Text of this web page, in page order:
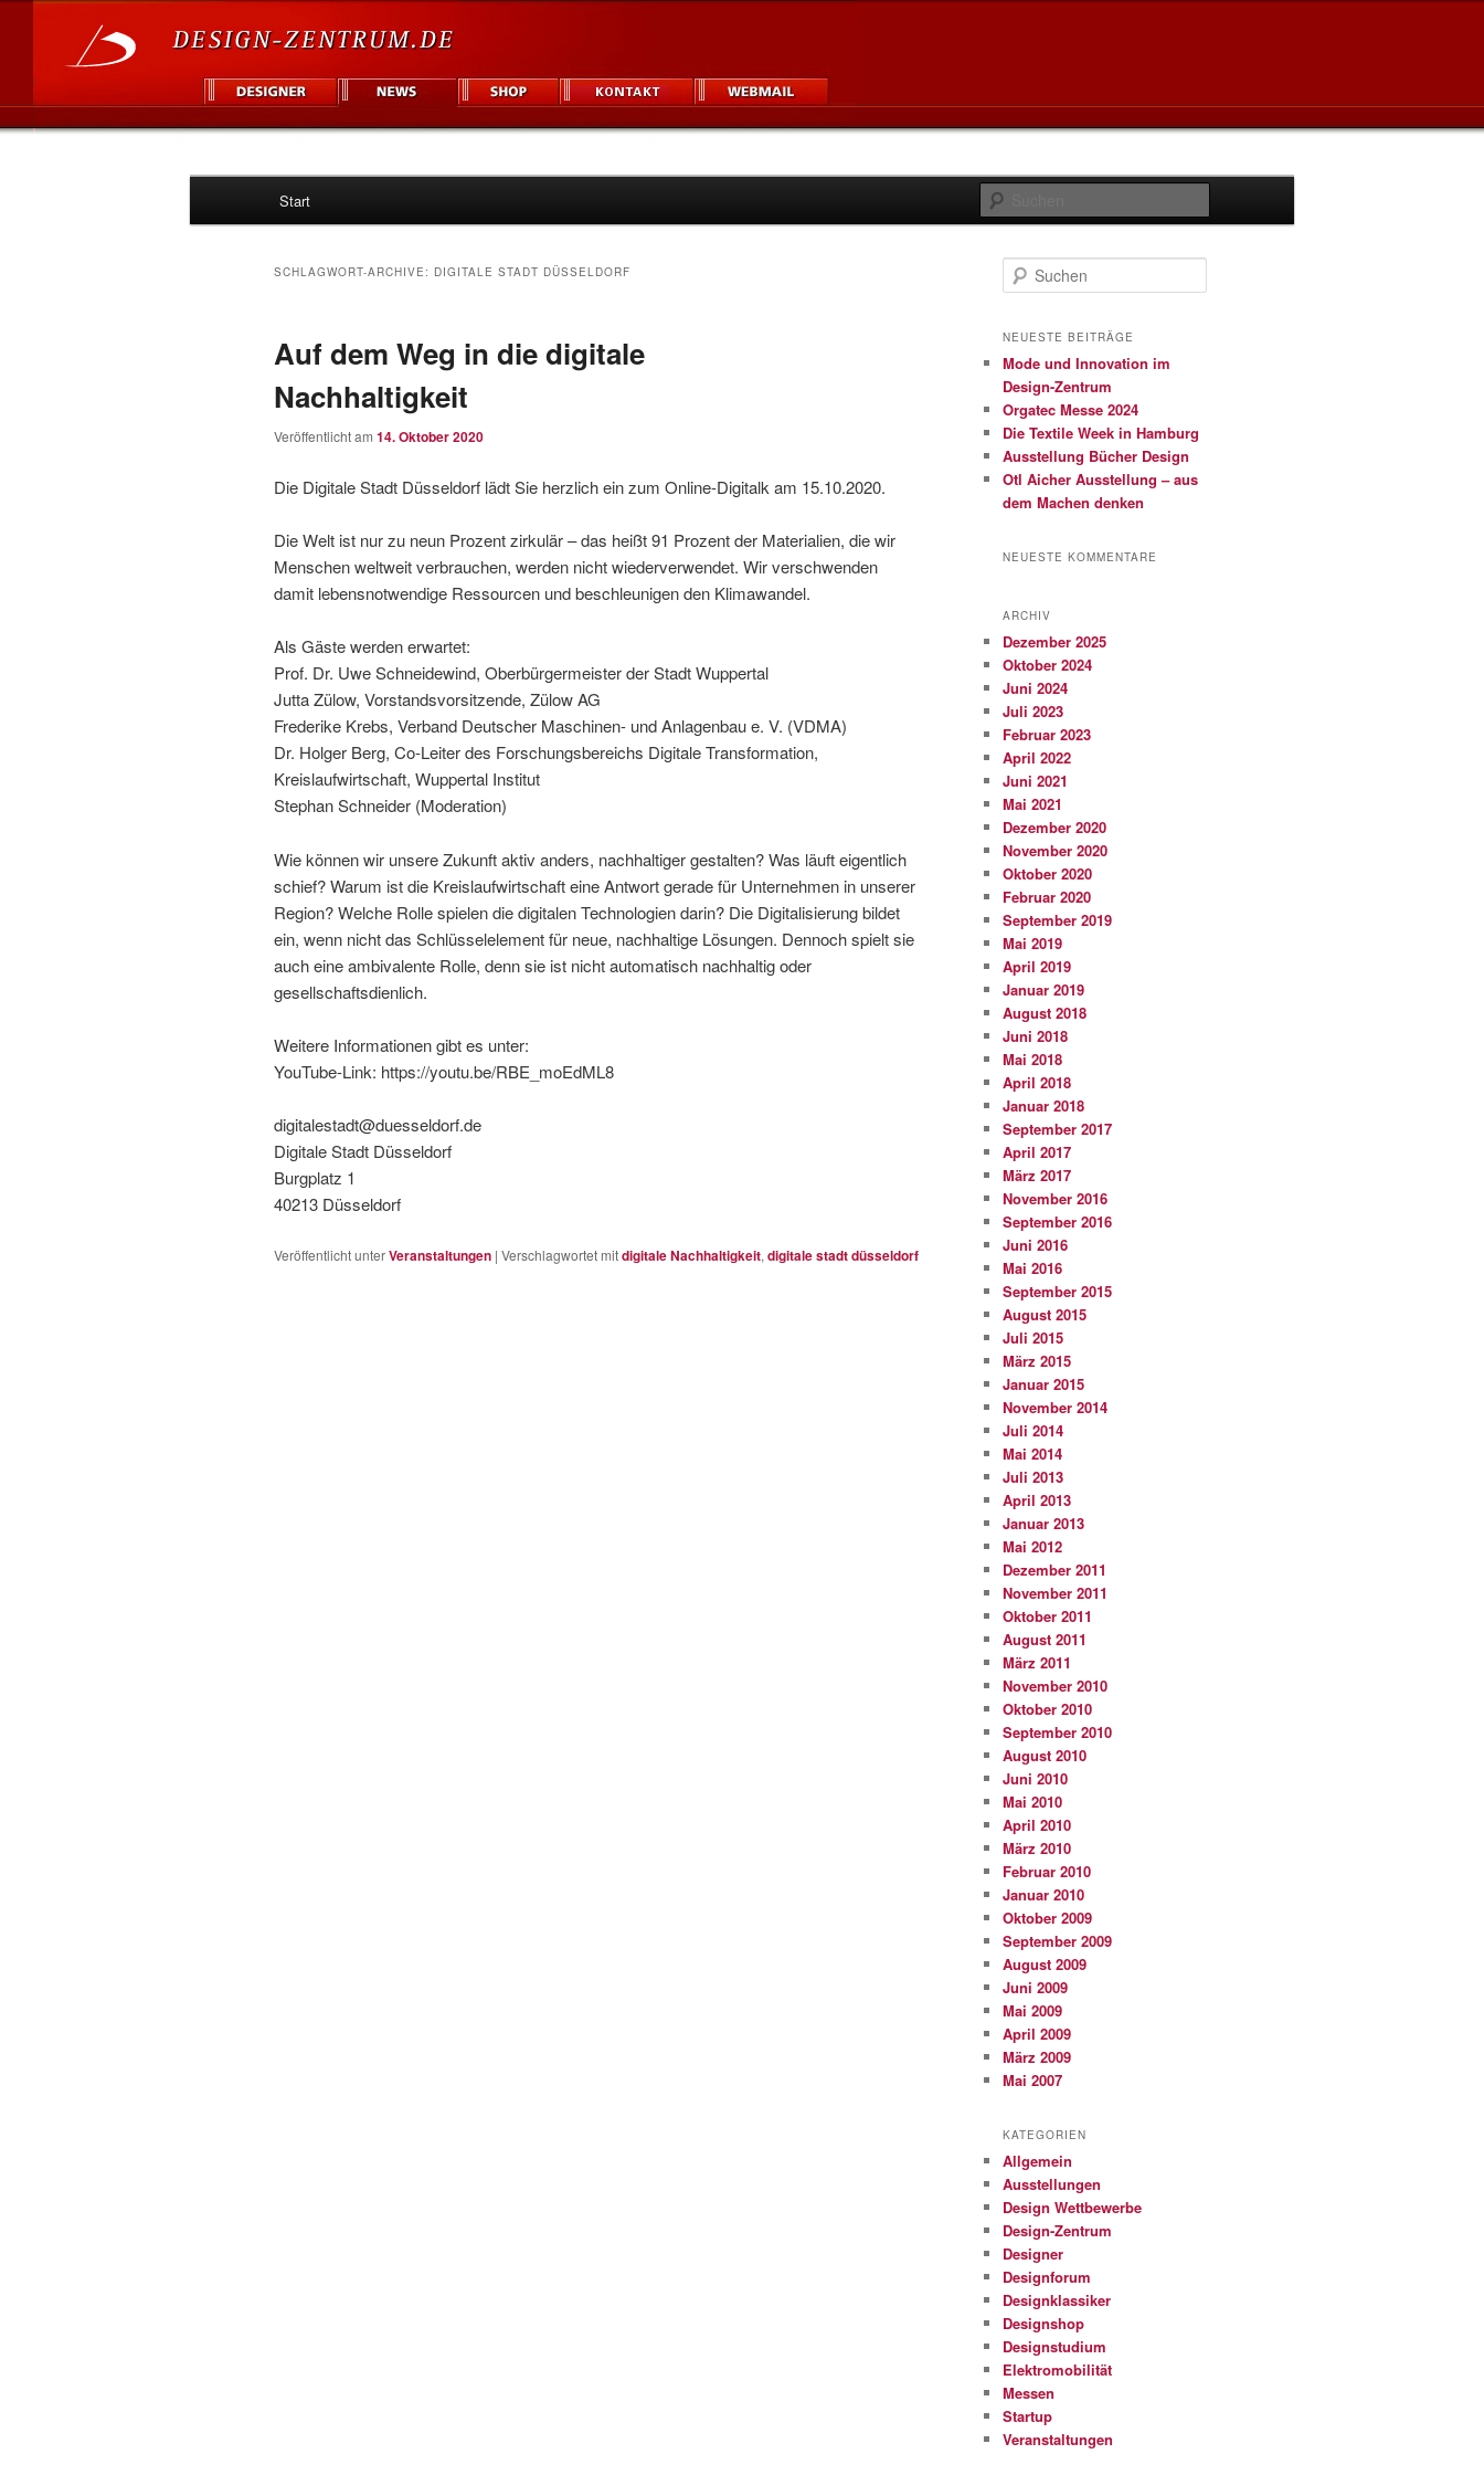
Design Zentrum
Zum
Zum
wechseln
Start
SCHLAGWORT-ARCHIVE: DIGITALE STADT DÜSSELDORF
Auf dem Weg in die digitale
Nachhaltigkeit
Veröffentlicht am 14. Oktober 2020
Die Digitale Stadt Düsseldorf lädt Sie herzlich ein zum Online-Digitalk am 15.10.2020.
Die Welt ist nur zu neun Prozent zirkulär – das heißt 91 Prozent der Materialien, die wir
Menschen weltweit verbrauchen, werden nicht wiederverwendet. Wir verschwenden
damit lebensnotwendige Ressourcen und beschleunigen den Klimawandel.
Als Gäste werden erwartet:
Prof. Dr. Uwe Schneidewind, Oberbürgermeister der Stadt Wuppertal
Jutta Zülow, Vorstandsvorsitzende, Zülow AG
Frederike Krebs, Verband Deutscher Maschinen- und Anlagenbau e. V. (VDMA)
Dr. Holger Berg, Co-Leiter des Forschungsbereichs Digitale Transformation,
Kreislaufwirtschaft, Wuppertal Institut
Stephan Schneider (Moderation)
Wie können wir unsere Zukunft aktiv anders, nachhaltiger gestalten? Was läuft eigentlich
schief? Warum ist die Kreislaufwirtschaft eine Antwort gerade für Unternehmen in unserer
Region? Welche Rolle spielen die digitalen Technologien darin? Die Digitalisierung bildet
ein, wenn nicht das Schlüsselelement für neue, nachhaltige Lösungen. Dennoch spielt sie
auch eine ambivalente Rolle, denn sie ist nicht automatisch nachhaltig oder
gesellschaftsdienlich.
Weitere Informationen gibt es unter:
YouTube-Link: https://youtu.be/RBE_moEdML8
digitalestadt@duesseldorf.de
Digitale Stadt Düsseldorf
Burgplatz 1
40213 Düsseldorf
Veröffentlicht unterVeranstaltungen | Verschlagwortet mitdigitale Nachhaltigkeit, digitale stadt düsseldorf
u
h
n
NEUESTE BEITRÄGE
Mode und Innovation im
Design-Zentrum
Orgatec Messe 2024
Die Textile Week in Hamburg
Ausstellung Bücher Design
Otl Aicher Ausstellung – aus
dem Machen denken
NEUESTE KOMMENTARE
ARCHIV
Dezember 2025
Oktober 2024
Juni 2024
Juli 2023
Februar 2023
April 2022
Juni 2021
Mai 2021
Dezember 2020
November 2020
Oktober 2020
Februar 2020
September 2019
Mai 2019
April 2019
Januar 2019
August 2018
Juni 2018
Mai 2018
April 2018
Januar 2018
September 2017
April 2017
März 2017
November 2016
September 2016
Juni 2016
Mai 2016
September 2015
August 2015
Juli 2015
März 2015
Januar 2015
November 2014
Juli 2014
Mai 2014
Juli 2013
April 2013
Januar 2013
Mai 2012
Dezember 2011
November 2011
Oktober 2011
August 2011
März 2011
November 2010
Oktober 2010
September 2010
August 2010
Juni 2010
Mai 2010
April 2010
März 2010
Februar 2010
Januar 2010
Oktober 2009
September 2009
August 2009
Juni 2009
Mai 2009
April 2009
März 2009
Mai 2007
KATEGORIEN
Allgemein
Ausstellungen
Design Wettbewerbe
Design-Zentrum
Designer
Designforum
Designklassiker
Designshop
Designstudium
Elektromobilität
Messen
Startup
Veranstaltungen